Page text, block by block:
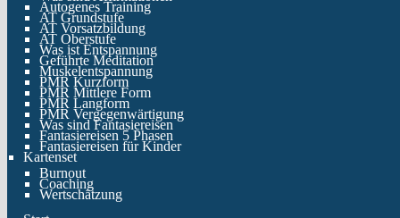
Autogenes Training
AT Grundstufe
AT Vorsatzbildung
AT Oberstufe
Was ist Entspannung
Geführte Meditation
Muskelentspannung
PMR Kurzform
PMR Mittlere Form
PMR Langform
PMR Vergegenwärtigung
Was sind Fantasiereisen
Fantasiereisen 5 Phasen
Fantasiereisen für Kinder
Kartenset
Burnout
Coaching
Wertschätzung